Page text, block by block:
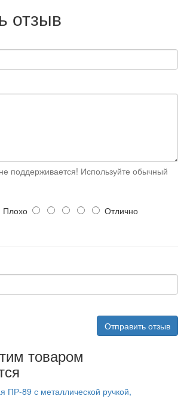
отзыв
поддерживается! Используйте обычный
Отлично
Отправить отзыв
товаром